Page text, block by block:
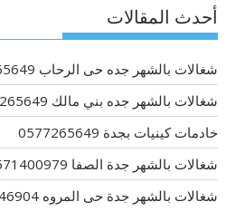
أحدث المقالات
شغالات بالشهر جده حى الرحاب 0577265649
شغالات بالشهر جده بني مالك 0577265649
خادمات كينيات بجدة 0577265649
شغالات بالشهر جدة الصفا 0571400979
شغالات بالشهر جدة حى المروه 0562346904